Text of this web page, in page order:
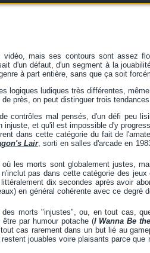
mais ses contours sont assez
d'un défaut, d'un segment à la
à part entière, sans que ça soit
logiques ludiques très différentes,
près, on peut distinguer trois
contrôles mal pensés, d'un défi peu
et qu'il est impossible d'y
dans cette catégorie du fait de
Lair, sorti en salles d'arcade en
les morts sont globalement justes,
pas dans cette catégorie des jeux
dix secondes après avoir
en général cohérente avec ce degré
des morts "injustes", ou, en tout cas,
par humour potache (I Wanna Be
cas rarement dans un but lié au
jouables voire plaisants parce